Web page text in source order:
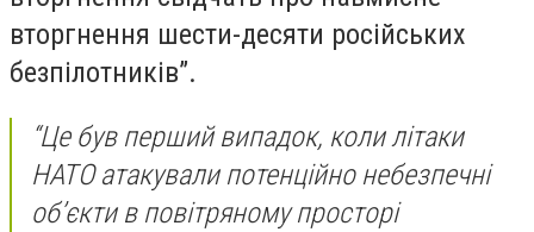
вторгнення шести-десяти російських
безпілотників”.
“Це був перший випадок, коли літаки
НАТО атакували потенційно небезпечні
об’єкти в повітряному просторі